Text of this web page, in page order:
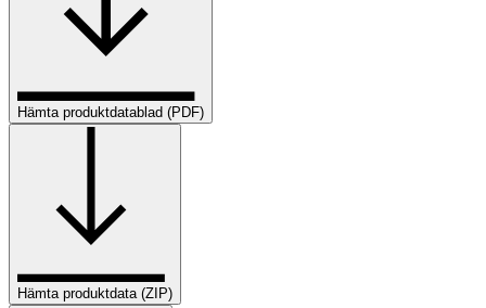
Hämta produktdatablad (PDF)
Hämta produktdata (ZIP)